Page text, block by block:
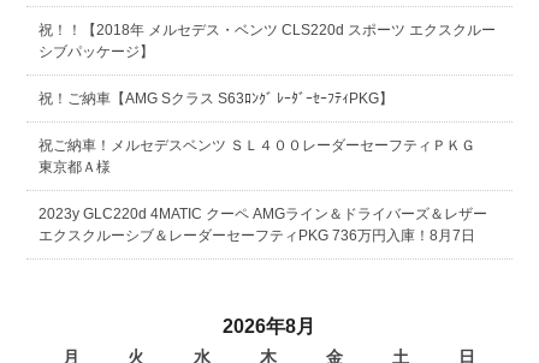
祝！！【2018年 メルセデス・ベンツ CLS220d スポーツ エクスクルー
シブパッケージ】
祝！ご納車【AMG Sクラス S63ﾛﾝｸﾞ ﾚｰﾀﾞｰｾｰﾌﾃｨPKG】
祝ご納車！メルセデスベンツ ＳＬ４００レーダーセーフティＰＫＧ
東京都Ａ様
2023y GLC220d 4MATIC クーペ AMGライン＆ドライバーズ＆レザー
エクスクルーシブ＆レーダーセーフティPKG 736万円入庫！8月7日
2026年8月
月 火 水 木 金 土 日